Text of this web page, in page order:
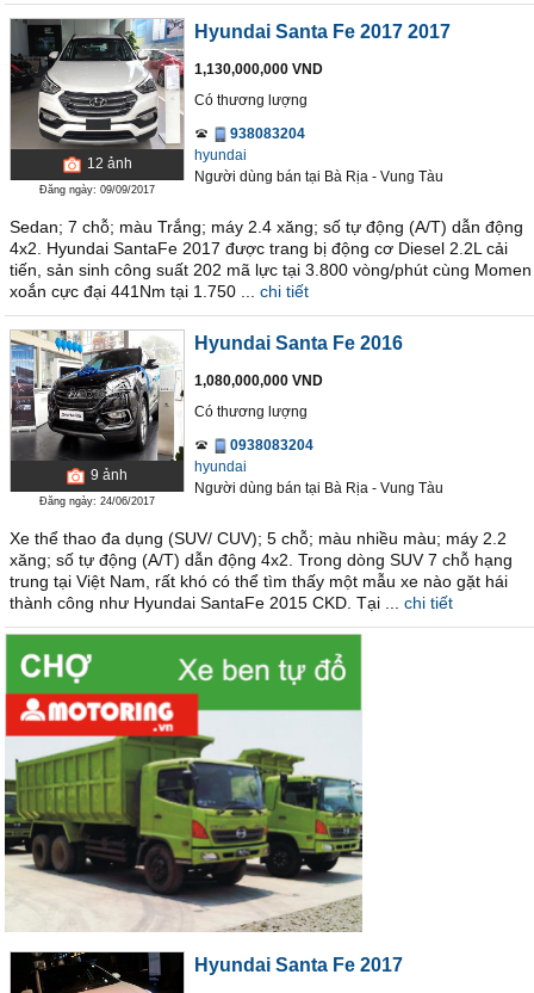
12 ảnh
Đăng ngày: 09/09/2017
Hyundai Santa Fe 2017 2017
1,130,000,000 VND
Có thương lượng
938083204
hyundai
Người dùng bán tại Bà Rịa - Vung Tàu
Sedan; 7 chỗ; màu Trắng; máy 2.4 xăng; số tự động (A/T) dẫn động
4x2. Hyundai SantaFe 2017 được trang bị động cơ Diesel 2.2L cải
tiến, sản sinh công suất 202 mã lực tại 3.800 vòng/phút cùng Momen
xoắn cực đại 441Nm tại 1.750 ...
chi tiết
9 ảnh
Đăng ngày: 24/06/2017
Hyundai Santa Fe 2016
1,080,000,000 VND
Có thương lượng
0938083204
hyundai
Người dùng bán tại Bà Rịa - Vung Tàu
Xe thể thao đa dụng (SUV/ CUV); 5 chỗ; màu nhiều màu; máy 2.2
xăng; số tự động (A/T) dẫn động 4x2. Trong dòng SUV 7 chỗ hạng
trung tại Việt Nam, rất khó có thể tìm thấy một mẫu xe nào gặt hái
thành công như Hyundai SantaFe 2015 CKD. Tại ...
chi tiết
Hyundai Santa Fe 2017